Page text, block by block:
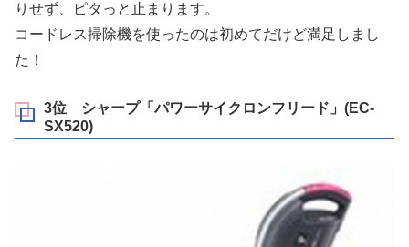
りせず、ピタっと止まります。
コードレス掃除機を使ったのは初めてだけど満足しまし
た！
3位 シャープ「パワーサイクロンフリード」(EC-
SX520)